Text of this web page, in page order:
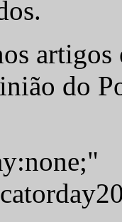
artigos
do